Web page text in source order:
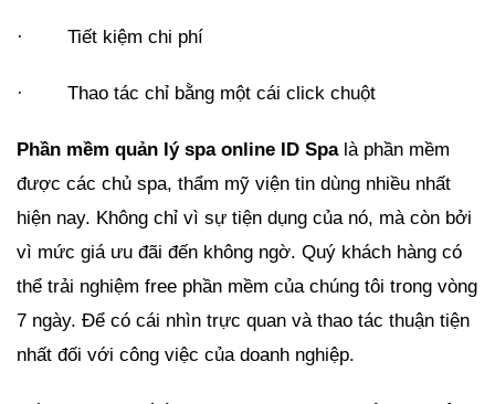
· Tiết kiệm chi phí
· Thao tác chỉ bằng một cái click chuột
Phần mềm quản lý spa online ID Spalà phần mềm
được các chủ spa, thẩm mỹ viện tin dùng nhiều nhất
hiện nay. Không chỉ vì sự tiện dụng của nó, mà còn bởi
vì mức giá ưu đãi đến không ngờ. Quý khách hàng có
thể trải nghiệm free phần mềm của chúng tôi trong vòng
7 ngày. Để có cái nhìn trực quan và thao tác thuận tiện
nhất đối với công việc của doanh nghiệp.